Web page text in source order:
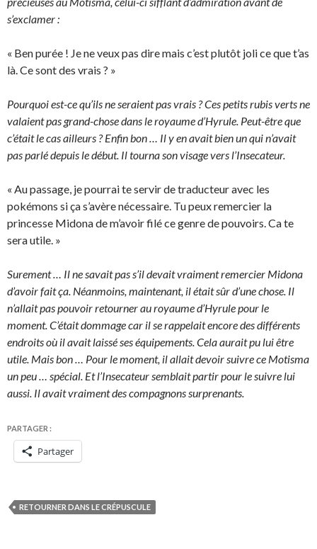
s’exclamer :
« Ben purée ! Je ne veux pas dire mais c’est plutôt joli ce que t’as
là. Ce sont des vrais ? »
Pourquoi est-ce qu’ils ne seraient pas vrais ? Ces petits rubis verts ne
valaient pas grand-chose dans le royaume d’Hyrule. Peut-être que
c’était le cas ailleurs ? Enfin bon … Il y en avait bien un qui n’avait
pas parlé depuis le début. Il tourna son visage vers l’Insecateur.
« Au passage, je pourrai te servir de traducteur avec les
pokémons si ça s’avère nécessaire. Tu peux remercier la
princesse Midona de m’avoir filé ce genre de pouvoirs. Ca te
sera utile. »
Surement … Il ne savait pas s’il devait vraiment remercier Midona
d’avoir fait ça. Néanmoins, maintenant, il était sûr d’une chose. Il
n’allait pas pouvoir retourner au royaume d’Hyrule pour le
moment. C’était dommage car il se rappelait encore des différents
endroits où il avait laissé ses équipements. Cela aurait pu lui être
utile. Mais bon … Pour le moment, il allait devoir suivre ce Motisma
un peu … spécial. Et l’Insecateur semblait partir pour le suivre lui
aussi. Il avait vraiment des compagnons surprenants.
PARTAGER :
Partager
RETOURNER DANS LE CRÉPUSCULE